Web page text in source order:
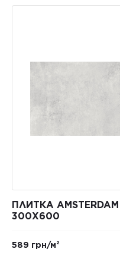
ПЛИТКА
300Х600
589 грн/м²